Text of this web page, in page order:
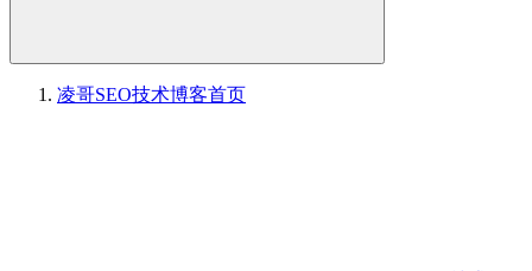
凌哥SEO技术博客首页